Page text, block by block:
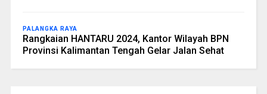
PALANGKA RAYA
Rangkaian HANTARU 2024, Kantor Wilayah BPN
Provinsi Kalimantan Tengah Gelar Jalan Sehat